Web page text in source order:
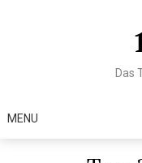
Das
MENU